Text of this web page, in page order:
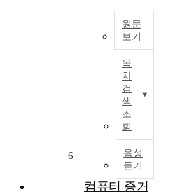
리
세
u
원문
보기
목
차
검
색
조
회
음성
듣기
6
컴퓨터 증거